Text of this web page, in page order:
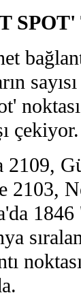
çekiyor.
2109,
2103,
1846